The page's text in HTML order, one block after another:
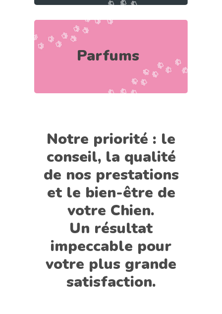
Parfums
Notre priorité : le
conseil, la qualité
de nos prestations
et le bien-être de
votre Chien.
Un résultat
impeccable pour
votre plus grande
satisfaction.